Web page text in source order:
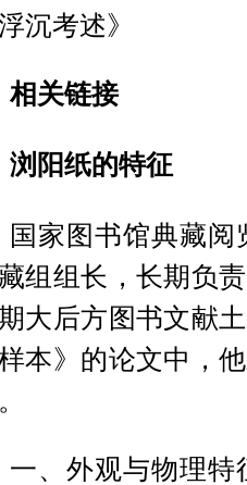
沉考述》
相关链接
浏阳纸的特征
国家图书馆典藏
组组长，长期负
大后方图书文献
本》的论文中，
一、外观与物理